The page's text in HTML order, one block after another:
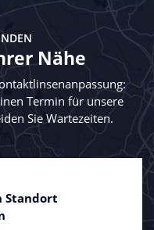
Nähe
Termin für unsere
Sie Wartezeiten.
Standort